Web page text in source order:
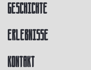
Geschichte
Erlebnisse
Kontakt